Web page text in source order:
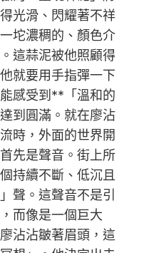
光滑、閃耀著不祥
坨濃稠的、顏色介
這蒜泥被他照顧得
就要用手指彈一下
感受到**「溫和的
到圓滿。就在廖沾
時，外面的世界開
先是聲音。街上所
持續不斷、低沉且
。這聲音不是引
而像是一個巨大
沾沾皺著眉頭，這